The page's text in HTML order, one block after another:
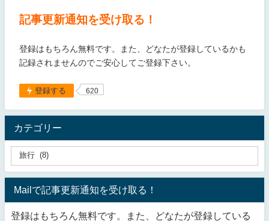
記事更新通知を受け取る！
登録はもちろん無料です。また、どなたが登録しているかも
記録されませんのでご安心してご登録下さい。
登録する 620
カテゴリー
Mailで記事更新通知を受け取る！
登録はもちろん無料です。また、どなたが登録している